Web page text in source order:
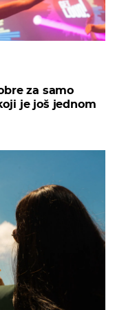
za samo
je još jednom